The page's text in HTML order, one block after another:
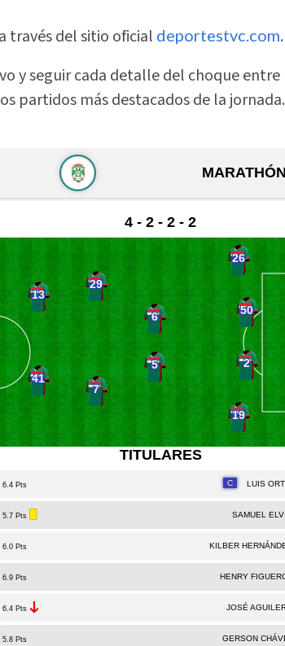
través del sitio oficial deportestvc.com.
y seguir cada detalle del choque entre
partidos más destacados de la jornada.